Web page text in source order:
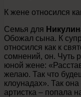
К жене относился
Семья для
Обожал сына. К
относился как к
сомнений, он. Чуть
юной жене:
желаю. Так что
клоунадах». Так
артистка – попала